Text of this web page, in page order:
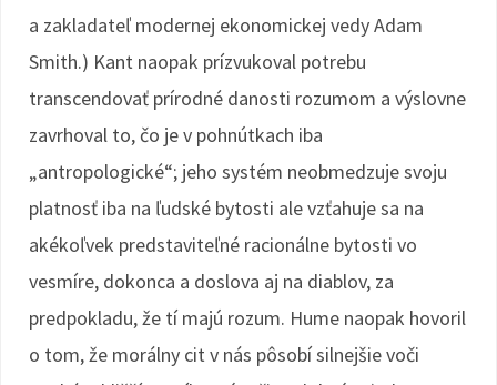
a zakladateľ modernej ekonomickej vedy Adam
Smith.) Kant naopak prízvukoval potrebu
transcendovať prírodné danosti rozumom a výslovne
zavrhoval to, čo je v pohnútkach iba
„antropologické“; jeho systém neobmedzuje svoju
platnosť iba na ľudské bytosti ale vzťahuje sa na
akékoľvek predstaviteľné racionálne bytosti vo
vesmíre, dokonca a doslova aj na diablov, za
predpokladu, že tí majú rozum. Hume naopak hovoril
o tom, že morálny cit v nás pôsobí silnejšie voči